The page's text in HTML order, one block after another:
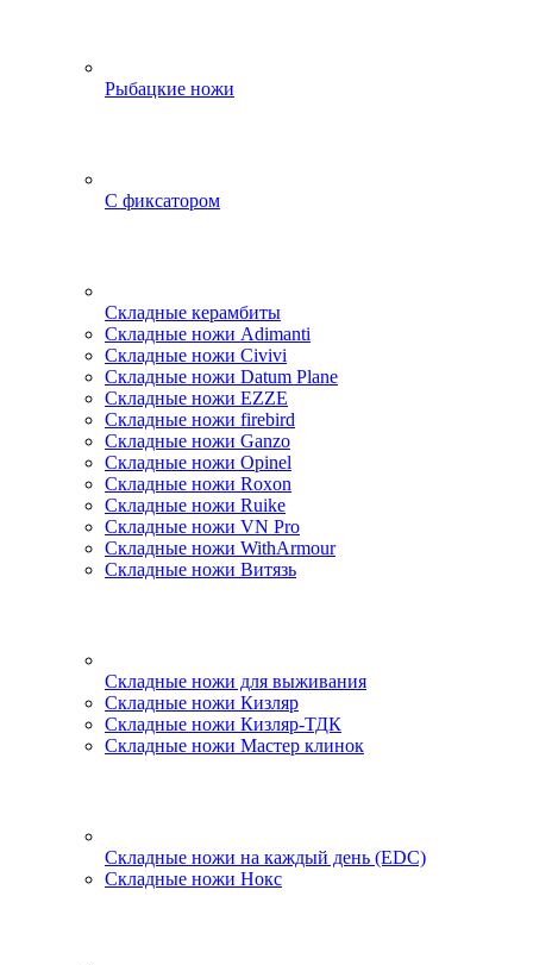
Рыбацкие ножи
С фиксатором
Складные керамбиты
Складные ножи Adimanti
Складные ножи Civivi
Складные ножи Datum Plane
Складные ножи EZZE
Складные ножи firebird
Складные ножи Ganzo
Складные ножи Opinel
Складные ножи Roxon
Складные ножи Ruike
Складные ножи VN Pro
Складные ножи WithArmour
Складные ножи Витязь
Складные ножи для выживания
Складные ножи Кизляр
Складные ножи Кизляр-ТДК
Складные ножи Мастер клинок
Складные ножи на каждый день (EDC)
Складные ножи Нокс